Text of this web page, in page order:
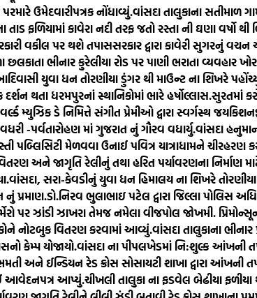
ઉમેદવારીપત્રક નોંધાવ્યું.વાંસદા તાલુકાના સતીમાળ
ફળિયામાં કાવેરા નદી તરફ જતો રસ્તા ની ઘણા વર્ષો થી
વકીલ પર થશે તપાસસરકાર દ્વારા કાવેરી સુગરનું
ભીનાર કુરેલીયા રોડ પર પાણી ભરાતા વ્યવહાર
યુવા ધન તોરણીયા ડુંગર થી માઉન્ટ ના શિખરે
થતા ધરમપુરનાં સ્થાનિકોમાં ભારે હર્ષોલ્લાસ.સુરતમાં
મ્યુઝિક ડે નિમિત્તે સંગીત પ્રેમીઓ દ્વારા સ્વર્ગસ્થ
-પર્વતારોહણ માં ગુજરાત નું ગૌરવ વધાર્યુ.વાંસદા
પબ્લિસિટી મેળવવા ઉનાઈ પવિત્ર યાત્રાધામને
અને જાગૃતિ રેલીનું તથા હરિત પર્યાવરણના નિર્માણ
વાંસદા, સરા-કેવડીનું યુવા ધન હિમાલય ના શિખરે
નું પ્રમાણ.ડો.નિરવ ભુલાભાઇ પટેલ દ્વારા જિલ્લા પોલિસ
પર ઝાંડી ઝાખરા તેમજ નમેલા વીજપોલ જોખમી.
નોટબુક વિતરણ કરવામાં આવ્યું.વાંસદા તાલુકાના
કેમ્પ યોજાયો.વાંસદા ના પીપલખેડમાં નિ:શુલ્ક આંખની
અને ઈન્ડિયન રેડ ક્રોસ સોસાયટી શાખા દ્વારા
આવેદનપત્ર આપ્યું.ચીખલી તાલુકા ના ફડવેલ બેઢીયા